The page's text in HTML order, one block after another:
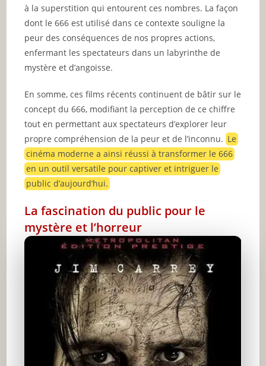
à la superstition qui entourent ces nombres. La façon
dont le 666 est utilisé dans ce contexte souligne la
peur des conséquences de nos propres actions,
enfermant les spectateurs dans un labyrinthe de
mystère et d’angoisse.
En somme, ces films récents continuent de bâtir sur le
concept du 666, modifiant la perception de ce chiffre
tout en permettant aux spectateurs d’explorer leur
propre compréhension de la peur et de l’inconnu.Le
cinéma moderne a ainsi réussi à transformer le 666
en un outil versatile pour captiver et intriguer le
public d’aujourd’hui.
La fascination du public pour le
mystère et l’horreur